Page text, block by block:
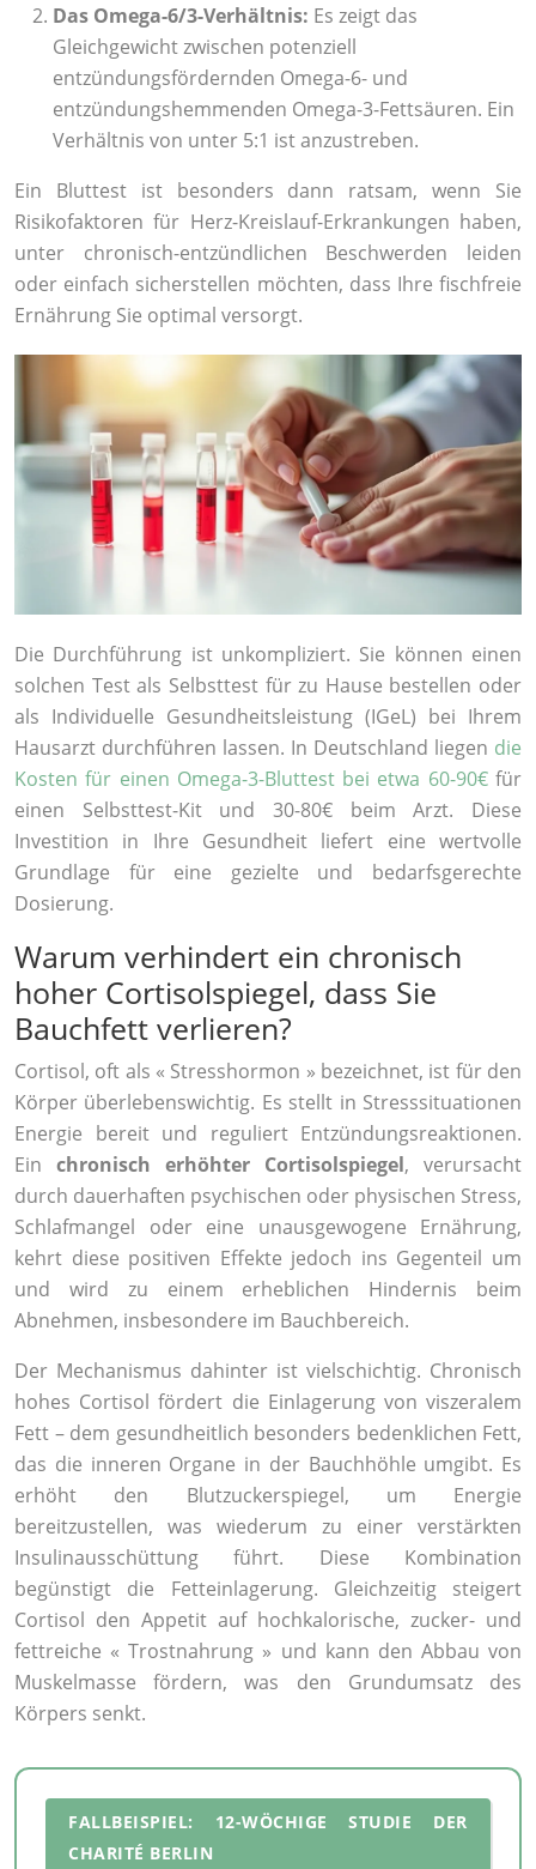
Das Omega-6/3-Verhältnis: Es zeigt das
Gleichgewicht zwischen potenziell
entzündungsfördernden Omega-6- und
entzündungshemmenden Omega-3-Fettsäuren. Ein
Verhältnis von unter 5:1 ist anzustreben.
Ein Bluttest ist besonders dann ratsam, wenn Sie
Risikofaktoren für Herz-Kreislauf-Erkrankungen haben,
unter chronisch-entzündlichen Beschwerden leiden
oder einfach sicherstellen möchten, dass Ihre fischfreie
Ernährung Sie optimal versorgt.
Die Durchführung ist unkompliziert. Sie können einen
solchen Test als Selbsttest für zu Hause bestellen oder
als Individuelle Gesundheitsleistung (IGeL) bei Ihrem
Hausarzt durchführen lassen. In Deutschland liegen die
Kosten für einen Omega-3-Bluttest bei etwa 60-90€für
einen Selbsttest-Kit und 30-80€ beim Arzt. Diese
Investition in Ihre Gesundheit liefert eine wertvolle
Grundlage für eine gezielte und bedarfsgerechte
Dosierung.
Warum verhindert ein chronisch
hoher Cortisolspiegel, dass Sie
Bauchfett verlieren?
Cortisol, oft als « Stresshormon » bezeichnet, ist für den
Körper überlebenswichtig. Es stellt in Stresssituationen
Energie bereit und reguliert Entzündungsreaktionen.
Ein chronisch erhöhter Cortisolspiegel, verursacht
durch dauerhaften psychischen oder physischen Stress,
Schlafmangel oder eine unausgewogene Ernährung,
kehrt diese positiven Effekte jedoch ins Gegenteil um
und wird zu einem erheblichen Hindernis beim
Abnehmen, insbesondere im Bauchbereich.
Der Mechanismus dahinter ist vielschichtig. Chronisch
hohes Cortisol fördert die Einlagerung von viszeralem
Fett – dem gesundheitlich besonders bedenklichen Fett,
das die inneren Organe in der Bauchhöhle umgibt. Es
erhöht den Blutzuckerspiegel, um Energie
bereitzustellen, was wiederum zu einer verstärkten
Insulinausschüttung führt. Diese Kombination
begünstigt die Fetteinlagerung. Gleichzeitig steigert
Cortisol den Appetit auf hochkalorische, zucker- und
fettreiche « Trostnahrung » und kann den Abbau von
Muskelmasse fördern, was den Grundumsatz des
Körpers senkt.
FALLBEISPIEL: 12-WÖCHIGE STUDIE DER
CHARITÉ BERLIN